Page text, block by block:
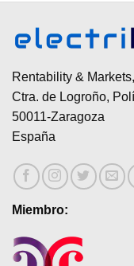
Rentability &
Ctra. de Logroño,
50011-Zaragoza
España
Miembro: